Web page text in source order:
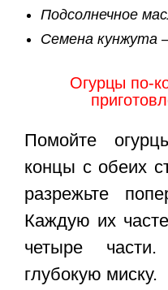
Подсолнечное
Семена кунжута
Огурцы по-
Помойте
концы с обеих
разрежьте
Каждую их
четыре
глубокую миску.